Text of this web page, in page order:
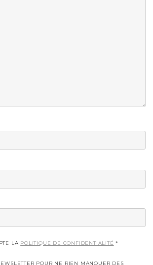
LA POLITIQUE DE CONFIDENTIALITÉ *
POUR NE RIEN MANQUER DES